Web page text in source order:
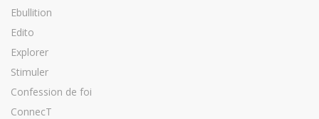
Ebullition
Edito
Explorer
Stimuler
Confession de foi
ConnecT